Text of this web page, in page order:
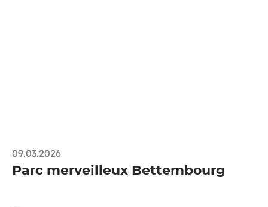
09.03.2026
Parc merveilleux Bettembourg